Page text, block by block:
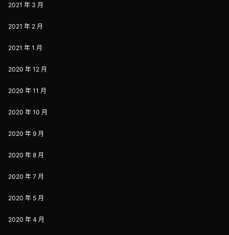
2021 年 3 月
2021 年 2 月
2021 年 1 月
2020 年 12 月
2020 年 11 月
2020 年 10 月
2020 年 9 月
2020 年 8 月
2020 年 7 月
2020 年 5 月
2020 年 4 月